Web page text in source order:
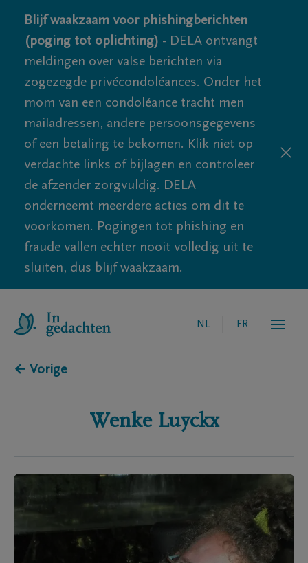
Blijf waakzaam voor phishingberichten
(poging tot oplichting) - DELA ontvangt
meldingen over valse berichten via
zogezegde privécondoléances. Onder het
mom van een condoléance tracht men
mailadressen, andere persoonsgegevens
of een betaling te bekomen. Klik niet op
verdachte links of bijlagen en controleer
de afzender zorgvuldig. DELA
onderneemt meerdere acties om dit te
voorkomen. Pogingen tot phishing en
fraude vallen echter nooit volledig uit te
sluiten, dus blijf waakzaam.
NL FR
← Vorige
Wenke Luyckx